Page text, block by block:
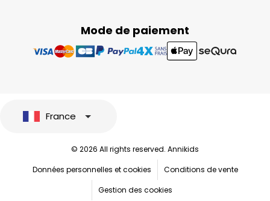
Mode de paiement
France
© 2026 All rights reserved. Annikids
Données personnelles et cookies
Conditions de vente
Gestion des cookies